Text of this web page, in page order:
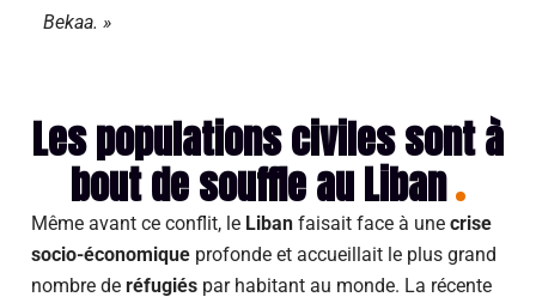
Bekaa. »
Les populations civiles sont à
bout de souffle au Liban
Même avant ce conflit, le Liban faisait face à une crise
socio-économique profonde et accueillait le plus grand
nombre de réfugiés par habitant au monde. La récente